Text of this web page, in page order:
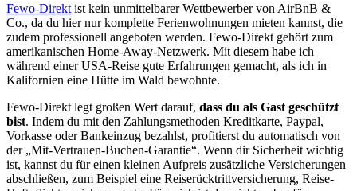
Fewo-Direkt ist kein unmittelbarer Wettbewerber von AirBnB &
Co., da du hier nur komplette Ferienwohnungen mieten kannst, die
zudem professionell angeboten werden. Fewo-Direkt gehört zum
amerikanischen Home-Away-Netzwerk. Mit diesem habe ich
während einer USA-Reise gute Erfahrungen gemacht, als ich in
Kalifornien eine Hütte im Wald bewohnte.
Fewo-Direkt legt großen Wert darauf, dass du als Gast geschützt
bist. Indem du mit den Zahlungsmethoden Kreditkarte, Paypal,
Vorkasse oder Bankeinzug bezahlst, profitierst du automatisch von
der „Mit-Vertrauen-Buchen-Garantie“. Wenn dir Sicherheit wichtig
ist, kannst du für einen kleinen Aufpreis zusätzliche Versicherungen
abschließen, zum Beispiel eine Reiserücktrittversicherung, Reise-